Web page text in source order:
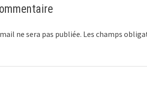
ne sera pas publiée. Les champs